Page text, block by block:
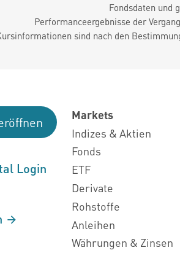
Fondsdaten und
Performanceergebnisse der
sind nach den
Login
Markets
Indizes & Aktien
Fonds
ETF
Derivate
Rohstoffe
Anleihen
Währungen & Zinsen